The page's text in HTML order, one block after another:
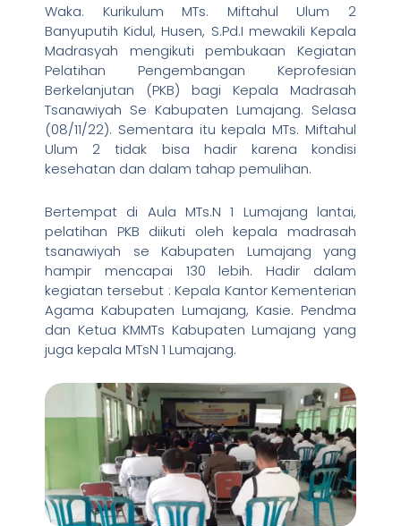
Waka. Kurikulum MTs. Miftahul Ulum 2
Banyuputih Kidul, Husen, S.Pd.I mewakili Kepala
Madrasyah mengikuti pembukaan Kegiatan
Pelatihan Pengembangan Keprofesian
Berkelanjutan (PKB) bagi Kepala Madrasah
Tsanawiyah Se Kabupaten Lumajang. Selasa
(08/11/22). Sementara itu kepala MTs. Miftahul
Ulum 2 tidak bisa hadir karena kondisi
kesehatan dan dalam tahap pemulihan.
Bertempat di Aula MTs.N 1 Lumajang lantai,
pelatihan PKB diikuti oleh kepala madrasah
tsanawiyah se Kabupaten Lumajang yang
hampir mencapai 130 lebih. Hadir dalam
kegiatan tersebut : Kepala Kantor Kementerian
Agama Kabupaten Lumajang, Kasie. Pendma
dan Ketua KMMTs Kabupaten Lumajang yang
juga kepala MTsN 1 Lumajang.